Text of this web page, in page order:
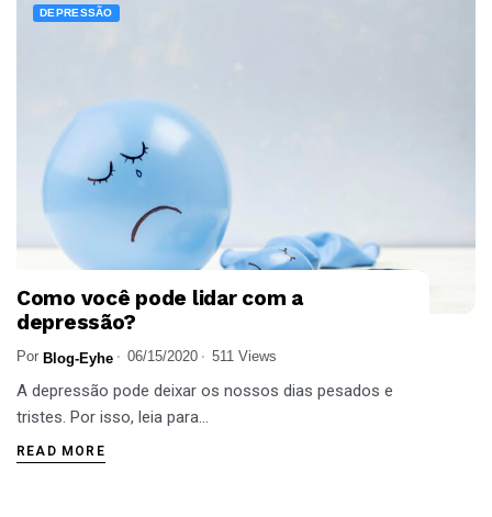
DEPRESSÃO
Como você pode lidar com a
depressão?
Por Blog-Eyhe 06/15/2020 511 Views
A depressão pode deixar os nossos dias pesados e
tristes. Por isso, leia para...
READ MORE